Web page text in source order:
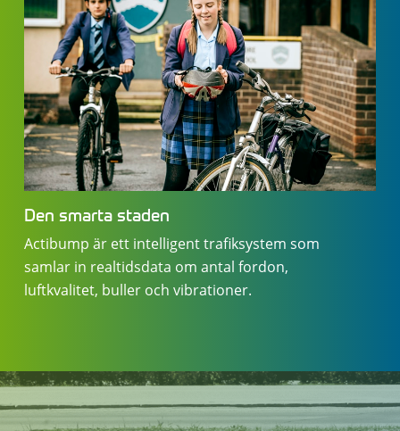
Den smarta staden
Actibump är ett intelligent trafiksystem som
samlar in realtidsdata om antal fordon,
luftkvalitet, buller och vibrationer.